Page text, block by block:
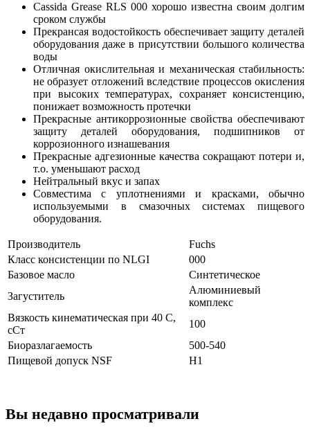
Cassida Grease RLS 000 хорошо известна своим долгим
сроком службы
Прекрансая водостойкость обеспечивает защиту деталей
оборудования даже в присутствии большого количества
воды
Отличная окислительная и механическая стабильность:
не образует отложений вследствие процессов окисления
при высоких температурах, сохраняет консистенцию,
понижает возможность протечки
Прекрасные антикоррозионные свойства обеспечивают
защиту деталей оборудования, подшипников от
коррозионного изнашевания
Прекрасные адгезионные качества сокращают потери и,
т.о. уменьшают расход
Нейтральный вкус и запах
Совместима с уплотнениями и красками, обычно
используемыми в смазочных системах пищевого
оборудования.
Производитель
Fuchs
Класс консистенции по NLGI
000
Базовое масло
Синтетическое
Загуститель
Алюминиевый
комплекс
Вязкость кинематическая при 40 С,
сСт
100
Биоразлагаемость
500-540
Пищевой допуск NSF
H1
Вы недавно просматривали